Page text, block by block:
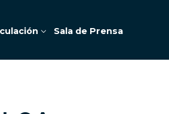
Sala de Prensa